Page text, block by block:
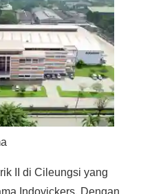
II di Cileungsi yang
Indovickers. Dengan